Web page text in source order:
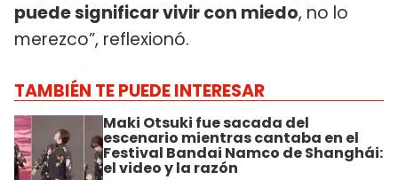
puede significar vivir con miedo, no lo
merezco”, reflexionó.
TAMBIÉN TE PUEDE INTERESAR
Maki Otsuki fue sacada del
escenario mientras cantaba en el
Festival Bandai Namco de Shanghái:
el video y la razón